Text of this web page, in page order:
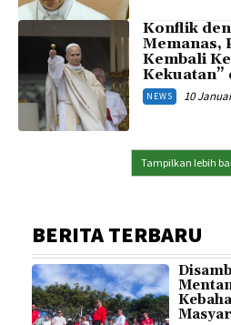
Konflik
Memanas,
Kembali
Kekuatan”
NEWS 10
Tampilkan lebih
BERITA TERBARU